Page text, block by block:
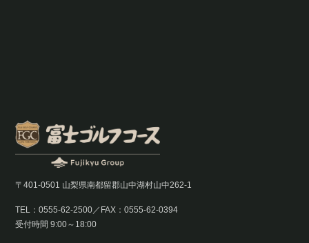
〒401-0501 山梨県南都留郡山中湖村山中262-1
TEL：0555-62-2500／FAX：0555-62-0394
受付時間 9:00～18:00